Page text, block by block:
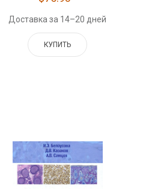
Доставка за 14–20 дней
КУПИТЬ